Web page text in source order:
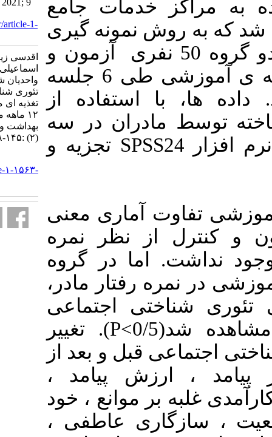
جامع
نمونه گیری
انتخاب، و در دو گروه 50 نفری آزمون و
کنترل قرار گرفتند. مداخله ی آموزشی طی 6 جلسه
استفاده از
در سه
مرحله تکمیل و به کمک نرم افزار SPSS24 تجزیه و
آماری معنی
نظر نمره
در گروه
رفتار مادر،
اجتماعی
تفاوت آماری معناداری مشاهده شد(0/5>P). تغییر
قبل و بعد از
پیامد ،
موانع ، خود
عاطفی ،
Health Educ Health Promot 2021; 9
(2) :145-158
URL:http://journal.ihepsa.ir/article-1-
1563-fa.html
اقدسی زینب، طهرانی هادی،
اسماعیلی حبیب الله، قوامی محدثه،
واحدیان شاهرودی محمد. کاربرد
تئوری شناختی اجتماعی بر رفتار
تغذیه ای مادران و وزن کودکان ۶ تا
۱۲ ماهه مبتلا به اختلال رشد. آموزش
بهداشت و ارتقای سلامت. ۱۴۰۰; ۹
(۲) :۱۴۵-۱۵۸
http://journal.ihepsa.ir/article-۱-۱۵۶۳-